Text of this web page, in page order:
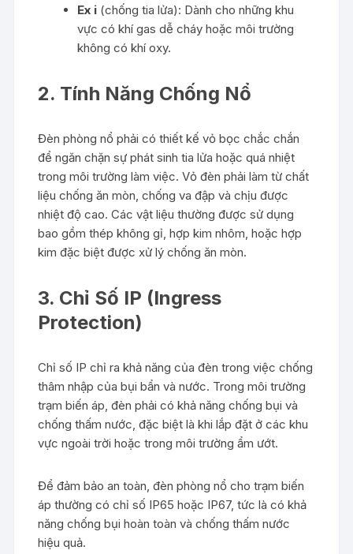
Ex i (chống tia lửa): Dành cho những khu
vực có khí gas dễ cháy hoặc môi trường
không có khí oxy.
2. Tính Năng Chống Nổ
Đèn phòng nổ phải có thiết kế vỏ bọc chắc chắn
để ngăn chặn sự phát sinh tia lửa hoặc quá nhiệt
trong môi trường làm việc. Vỏ đèn phải làm từ chất
liệu chống ăn mòn, chống va đập và chịu được
nhiệt độ cao. Các vật liệu thường được sử dụng
bao gồm thép không gỉ, hợp kim nhôm, hoặc hợp
kim đặc biệt được xử lý chống ăn mòn.
3. Chỉ Số IP (Ingress
Protection)
Chỉ số IP chỉ ra khả năng của đèn trong việc chống
thâm nhập của bụi bẩn và nước. Trong môi trường
trạm biến áp, đèn phải có khả năng chống bụi và
chống thấm nước, đặc biệt là khi lắp đặt ở các khu
vực ngoài trời hoặc trong môi trường ẩm ướt.
Để đảm bảo an toàn, đèn phòng nổ cho trạm biến
áp thường có chỉ số IP65 hoặc IP67, tức là có khả
năng chống bụi hoàn toàn và chống thấm nước
hiệu quả.